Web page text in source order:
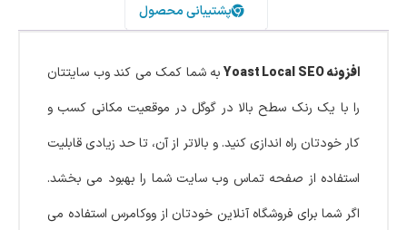
پشتیبانی محصول
افزونه Yoast Local SEO
به شما کمک می کند وب سایتتان
را با یک رنک سطح بالا در گوگل در موقعیت مکانی کسب و
کار خودتان راه اندازی کنید. و بالاتر از آن، تا حد زیادی قابلیت
استفاده از صفحه تماس وب سایت شما را بهبود می بخشد.
اگر شما برای فروشگاه آنلاین خودتان از ووکامرس استفاده می